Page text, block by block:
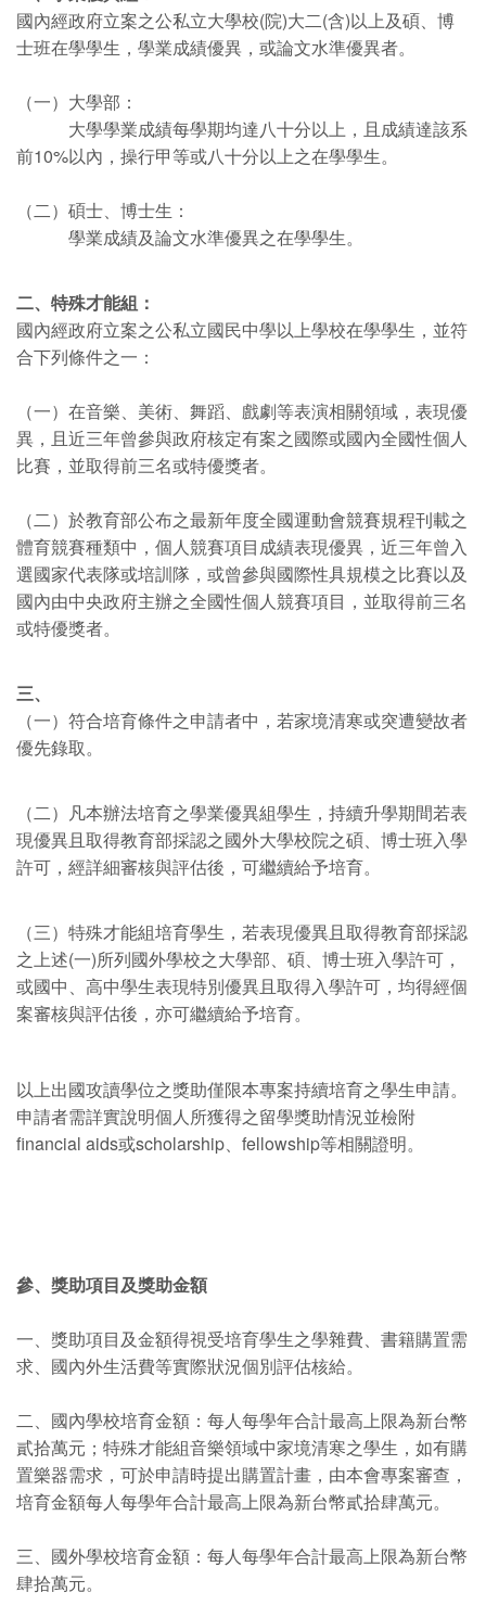
國內經政府立案之公私立大學校(院)大二(含)以上及碩、博
士班在學學生，學業成績優異，或論文水準優異者。
（一）大學部：
大學學業成績每學期均達八十分以上，且成績達該系
前10%以內，操行甲等或八十分以上之在學學生。
（二）碩士、博士生：
學業成績及論文水準優異之在學學生。
二、特殊才能組：
國內經政府立案之公私立國民中學以上學校在學學生，並符
合下列條件之一：
（一）在音樂、美術、舞蹈、戲劇等表演相關領域，表現優
異，且近三年曾參與政府核定有案之國際或國內全國性個人
比賽，並取得前三名或特優獎者。
（二）於教育部公布之最新年度全國運動會競賽規程刊載之
體育競賽種類中，個人競賽項目成績表現優異，近三年曾入
選國家代表隊或培訓隊，或曾參與國際性具規模之比賽以及
國內由中央政府主辦之全國性個人競賽項目，並取得前三名
或特優獎者。
三、
（一）符合培育條件之申請者中，若家境清寒或突遭變故者
優先錄取。
（二）凡本辦法培育之學業優異組學生，持續升學期間若表
現優異且取得教育部採認之國外大學校院之碩、博士班入學
許可，經詳細審核與評估後，可繼續給予培育。
（三）特殊才能組培育學生，若表現優異且取得教育部採認
之上述(一)所列國外學校之大學部、碩、博士班入學許可，
或國中、高中學生表現特別優異且取得入學許可，均得經個
案審核與評估後，亦可繼續給予培育。
以上出國攻讀學位之獎助僅限本專案持續培育之學生申請。
申請者需詳實說明個人所獲得之留學獎助情況並檢附
financial aids或scholarship、fellowship等相關證明。
參、獎助項目及獎助金額
一、獎助項目及金額得視受培育學生之學雜費、書籍購置需
求、國內外生活費等實際狀況個別評估核給。
二、國內學校培育金額：每人每學年合計最高上限為新台幣
貳拾萬元；特殊才能組音樂領域中家境清寒之學生，如有購
置樂器需求，可於申請時提出購置計畫，由本會專案審查，
培育金額每人每學年合計最高上限為新台幣貳拾肆萬元。
三、國外學校培育金額：每人每學年合計最高上限為新台幣
肆拾萬元。